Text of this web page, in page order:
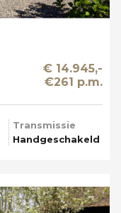
€ 14.945,-
€261 p.m.
Transmissie
Handgeschakeld